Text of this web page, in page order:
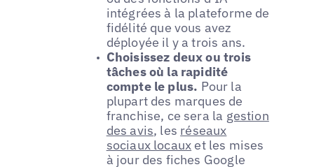
intégrées à la plateforme de
fidélité que vous avez
déployée il y a trois ans.
Choisissez deux ou trois
tâches où la rapidité
compte le plus. Pour la
plupart des marques de
franchise, ce sera la gestion
des avis, les réseaux
sociaux locaux et les mises
à jour des fiches Google